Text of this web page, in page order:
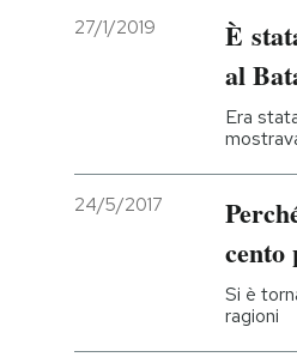
27/1/2019
È
al
Era
24/5/2017
cento
Si è
ragioni